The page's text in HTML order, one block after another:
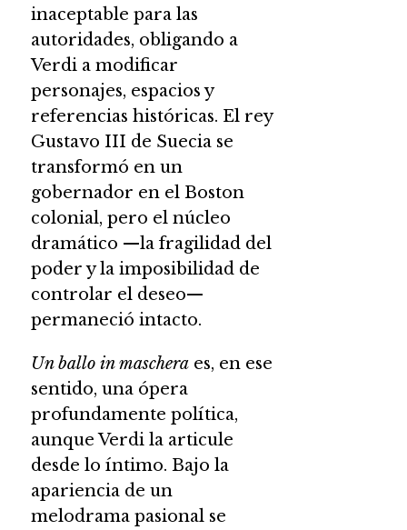
inaceptable para las
autoridades, obligando a
Verdi a modificar
personajes, espacios y
referencias históricas. El rey
Gustavo III de Suecia se
transformó en un
gobernador en el Boston
colonial, pero el núcleo
dramático —la fragilidad del
poder y la imposibilidad de
controlar el deseo—
permaneció intacto.
Un ballo in mascheraes, en ese
sentido, una ópera
profundamente política,
aunque Verdi la articule
desde lo íntimo. Bajo la
apariencia de un
melodrama pasional se